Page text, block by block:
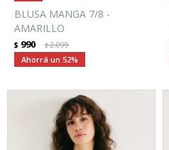
BLUSA MANGA 7/8 -
AMARILLO
$ 990 $2.099
52